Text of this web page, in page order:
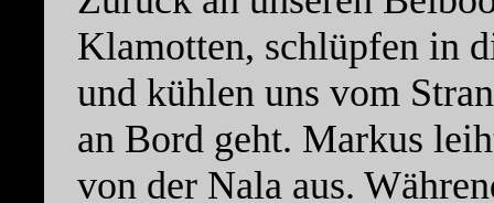
Klamotten, schlüpfen in
und kühlen uns vom
an Bord geht. Markus
von der Nala aus.